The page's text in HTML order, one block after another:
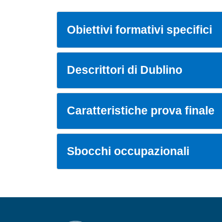
Obiettivi formativi specifici
Descrittori di Dublino
Caratteristiche prova finale
Sbocchi occupazionali